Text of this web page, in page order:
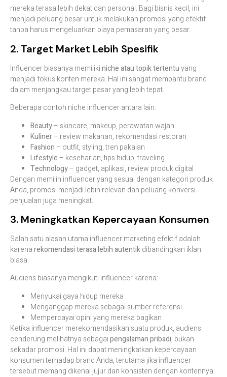
mereka terasa lebih dekat dan personal. Bagi bisnis kecil, ini
menjadi peluang besar untuk melakukan promosi yang efektif
tanpa harus mengeluarkan biaya pemasaran yang besar.
2. Target Market Lebih Spesifik
Influencer biasanya memilikiniche atau topik tertentuyang
menjadi fokus konten mereka. Hal ini sangat membantu brand
dalam menjangkau target pasar yang lebih tepat.
Beberapa contoh niche influencer antara lain:
Beauty– skincare, makeup, perawatan wajah
Kuliner– review makanan, rekomendasi restoran
Fashion– outfit, styling, tren pakaian
Lifestyle– keseharian, tips hidup, traveling
Technology– gadget, aplikasi, review produk digital
Dengan memilih influencer yang sesuai dengan kategori produk
Anda, promosi menjadi lebih relevan dan peluang konversi
penjualan juga meningkat.
3. Meningkatkan Kepercayaan Konsumen
Salah satu alasan utama influencer marketing efektif adalah
karenarekomendasi terasa lebih autentikdibandingkan iklan
biasa.
Audiens biasanya mengikuti influencer karena:
Menyukai gaya hidup mereka
Menganggap mereka sebagai sumber referensi
Mempercayai opini yang mereka bagikan
Ketika influencer merekomendasikan suatu produk, audiens
cenderung melihatnya sebagaipengalaman pribadi, bukan
sekadar promosi. Hal ini dapat meningkatkan kepercayaan
konsumen terhadap brand Anda, terutama jika influencer
tersebut memang dikenal jujur dan konsisten dengan kontennya.